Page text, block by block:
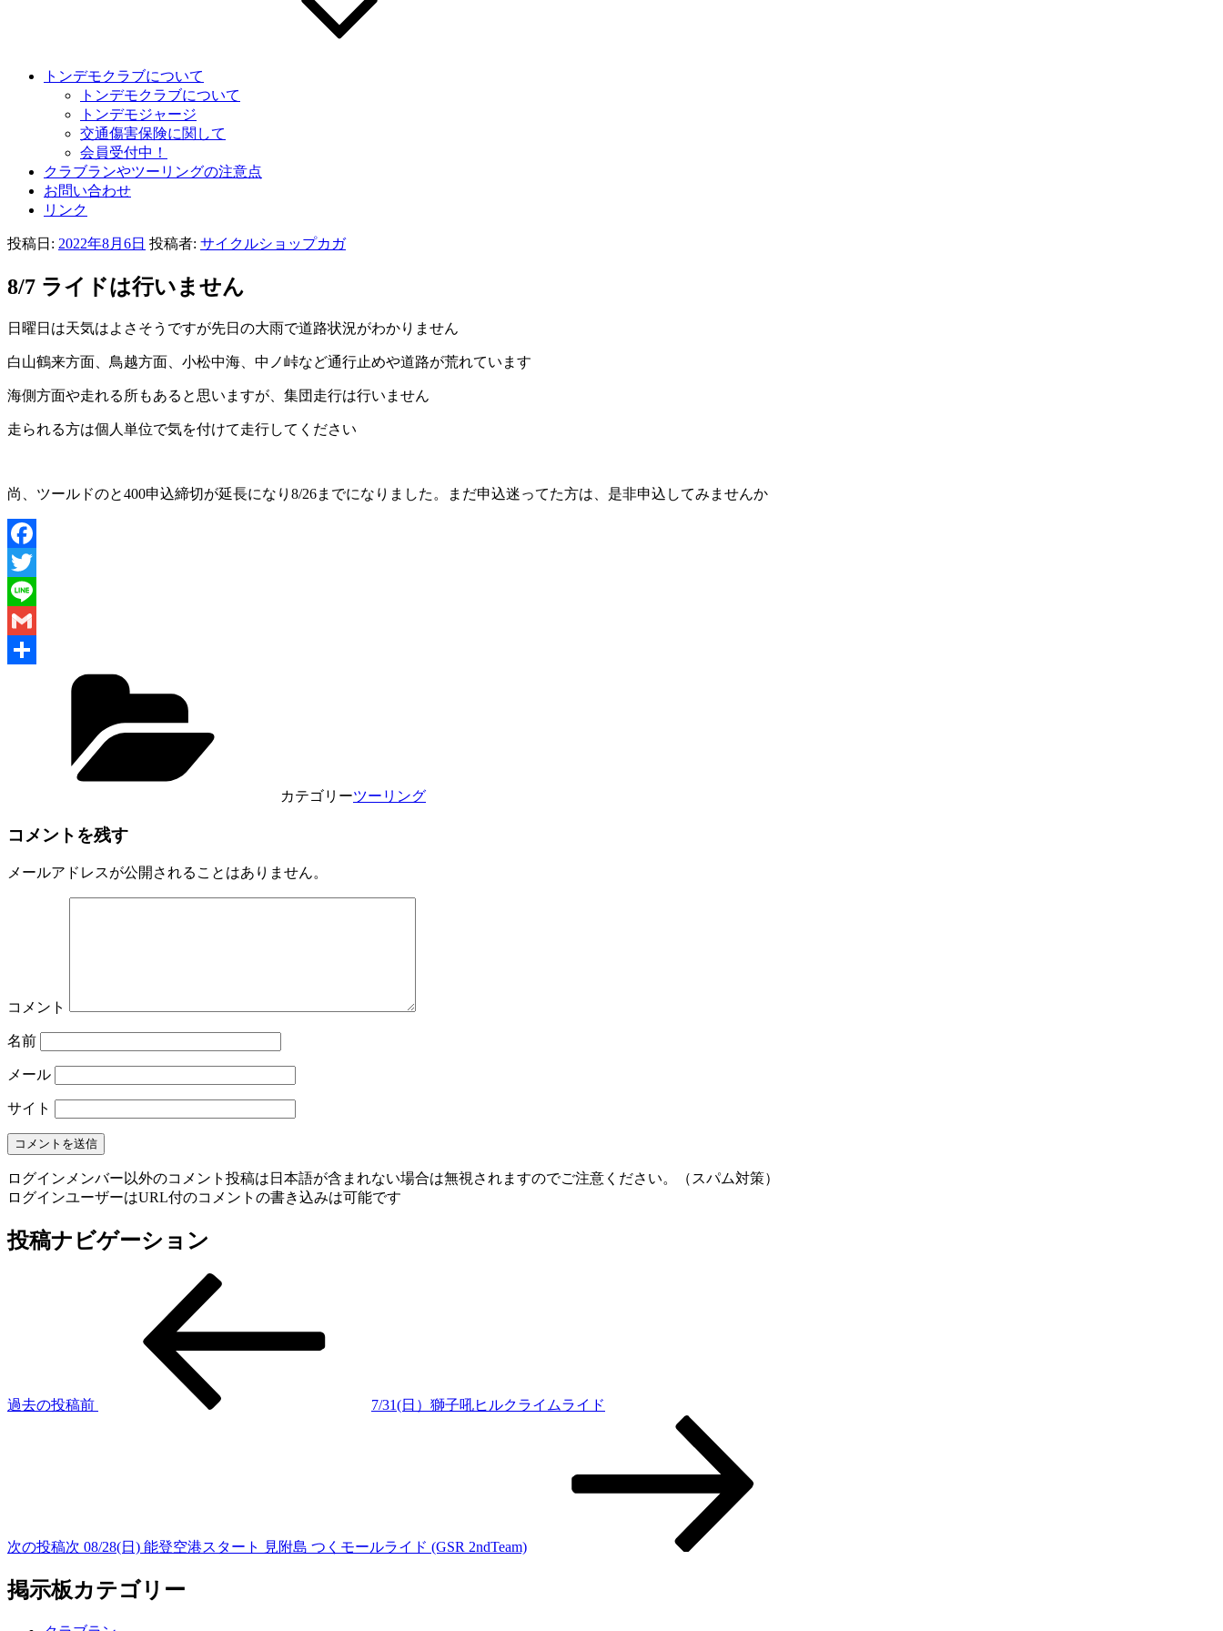
トンデモクラブについて
トンデモクラブについて
トンデモジャージ
交通傷害保険に関して
会員受付中！
クラブランやツーリングの注意点
お問い合わせ
リンク
投稿日: 2022年8月6日 投稿者: サイクルショップカガ
8/7 ライドは行いません
日曜日は天気はよさそうですが先日の大雨で道路状況がわかりません
白山鶴来方面、鳥越方面、小松中海、中ノ峠など通行止めや道路が荒れています
海側方面や走れる所もあると思いますが、集団走行は行いません
走られる方は個人単位で気を付けて走行してください
尚、ツールドのと400申込締切が延長になり8/26までになりました。まだ申込迷ってた方は、是非申込してみませんか
Facebook
Twitter
Line
Gmail
カテゴリーツーリング
コメントを残す
メールアドレスが公開されることはありません。
コメント
名前
メール
サイト
ログインメンバー以外のコメント投稿は日本語が含まれない場合は無視されますのでご注意ください。（スパム対策）
ログインユーザーはURL付のコメントの書き込みは可能です
投稿ナビゲーション
過去の投稿前 7/31(日）獅子吼ヒルクライムライド
次の投稿次 08/28(日) 能登空港スタート 見附島 つくモールライド (GSR 2ndTeam)
掲示板カテゴリー